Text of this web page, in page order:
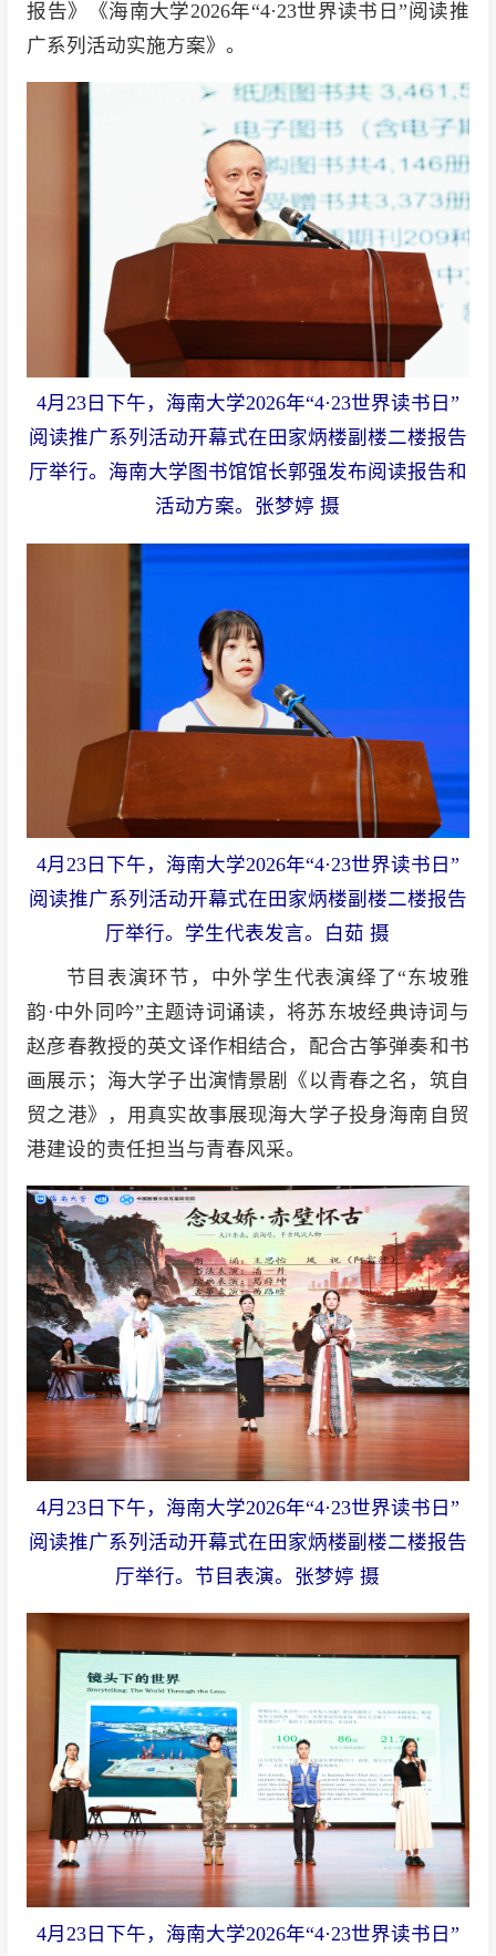
报告》《海南大学2026年“4·23世界读书日”阅读推
广系列活动实施方案》。
4月23日下午，海南大学2026年“4·23世界读书日”
阅读推广系列活动开幕式在田家炳楼副楼二楼报告
厅举行。海南大学图书馆馆长郭强发布阅读报告和
活动方案。张梦婷 摄
4月23日下午，海南大学2026年“4·23世界读书日”
阅读推广系列活动开幕式在田家炳楼副楼二楼报告
厅举行。学生代表发言。白茹 摄
节目表演环节，中外学生代表演绎了“东坡雅
韵·中外同吟”主题诗词诵读，将苏东坡经典诗词与
赵彦春教授的英文译作相结合，配合古筝弹奏和书
画展示；海大学子出演情景剧《以青春之名，筑自
贸之港》，用真实故事展现海大学子投身海南自贸
港建设的责任担当与青春风采。
4月23日下午，海南大学2026年“4·23世界读书日”
阅读推广系列活动开幕式在田家炳楼副楼二楼报告
厅举行。节目表演。张梦婷 摄
4月23日下午，海南大学2026年“4·23世界读书日”